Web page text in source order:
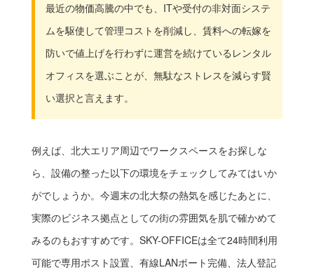
最近の物価高騰の中でも、ITや受付の非対面システ
ムを駆使して管理コストを削減し、賃料への転嫁を
防いで値上げを行わずに運営を続けているレンタル
オフィスを選ぶことが、無駄なストレスを減らす賢
い選択と言えます。
例えば、北大エリア周辺でワークスペースをお探しな
ら、設備の整った以下の環境をチェックしてみてはいか
がでしょうか。今週末の北大祭の熱気を感じたあとに、
実際のビジネス拠点としての街の雰囲気を肌で確かめて
みるのもおすすめです。SKY-OFFICEは全て24時間利用
可能で専用ポスト設置、有線LANポート完備、法人登記